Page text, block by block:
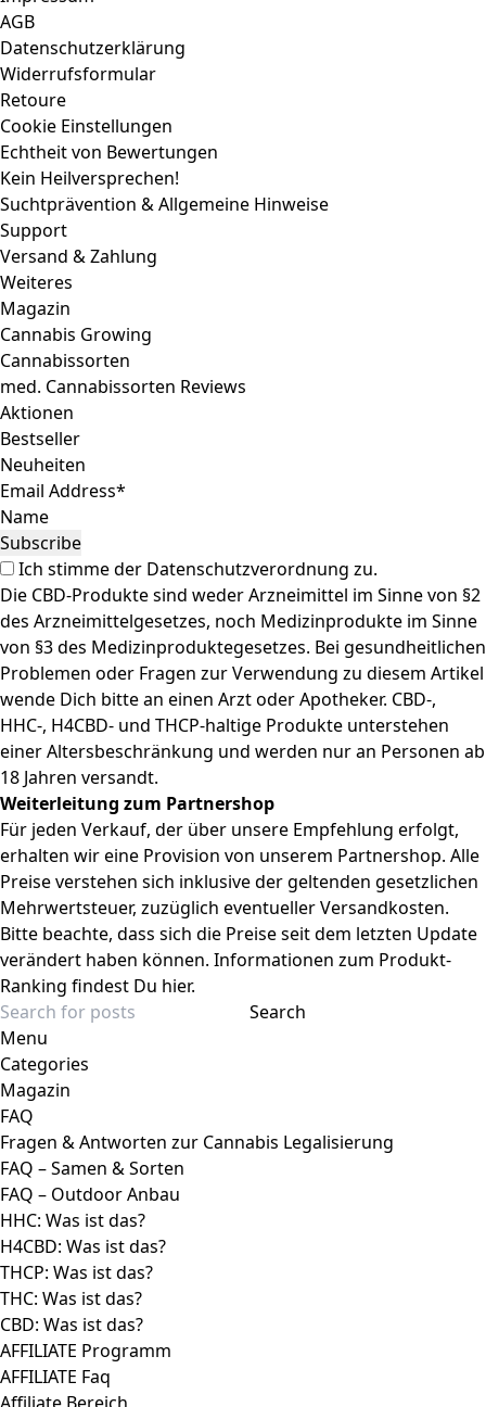
Email Address*
Name
Ich stimme der
Die CBD-Produkte sind weder Arzneimittel im Sinne von §2
des Arzneimittelgesetzes, noch Medizinprodukte im Sinne
von §3 des Medizinproduktegesetzes. Bei gesundheitlichen
Problemen oder Fragen zur Verwendung zu diesem Artikel
wende Dich bitte an einen Arzt oder Apotheker. CBD-,
HHC-, H4CBD- und THCP-haltige Produkte unterstehen
einer Altersbeschränkung und werden nur an Personen ab
18 Jahren versandt.
Weiterleitung zum Partnershop
Für jeden Verkauf, der über unsere Empfehlung erfolgt,
erhalten wir eine Provision von unserem Partnershop. Alle
Preise verstehen sich inklusive der geltenden gesetzlichen
Mehrwertsteuer, zuzüglich eventueller Versandkosten.
Bitte beachte, dass sich die Preise seit dem letzten Update
verändert haben können. Informationen zum Produkt-
Ranking findest Du hier.
Menu
Categories
Magazin
FAQ
Fragen & Antworten zur Cannabis Legalisierung
FAQ – Samen & Sorten
FAQ – Outdoor Anbau
HHC: Was ist das?
H4CBD: Was ist das?
THCP: Was ist das?
THC: Was ist das?
CBD: Was ist das?
AFFILIATE Programm
AFFILIATE Faq
Affiliate Bereich
NL Onboarding
Wissen
Cannabissorten
Terpene
Mushrooms
Firmen
Cannabis Social Clubs Deutschland/
Cannabis Clubs
Cannabis Social Clubs Deutschland
Cannabis Clubs Verzeichnis
Cannabisrezept
med. Cannabis
Cannabis Telemedizin Anbieter
Cannabis Apotheke
Cannabis Arzt
Medizinische Cannabisblüten
Cannabinoide